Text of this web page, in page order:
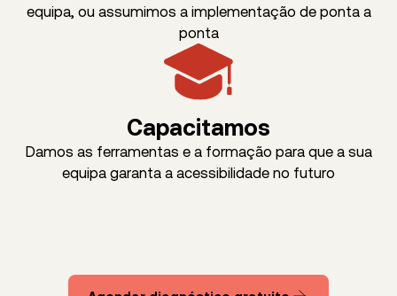
equipa, ou assumimos a implementação de ponta a
ponta
Capacitamos
Damos as ferramentas e a formação para que a sua
equipa garanta a acessibilidade no futuro